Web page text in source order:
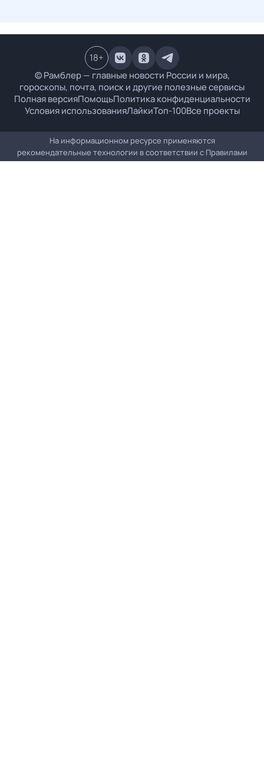
© Рамблер — главные новости России и мира,
гороскопы, почта, поиск и другие полезные сервисы
Полная версияПомощьПолитика конфиденциальности
Условия использованияЛайкиТоп-100Все проекты
18+
На информационном ресурсе применяются
рекомендательные технологии в соответствии с Правилами